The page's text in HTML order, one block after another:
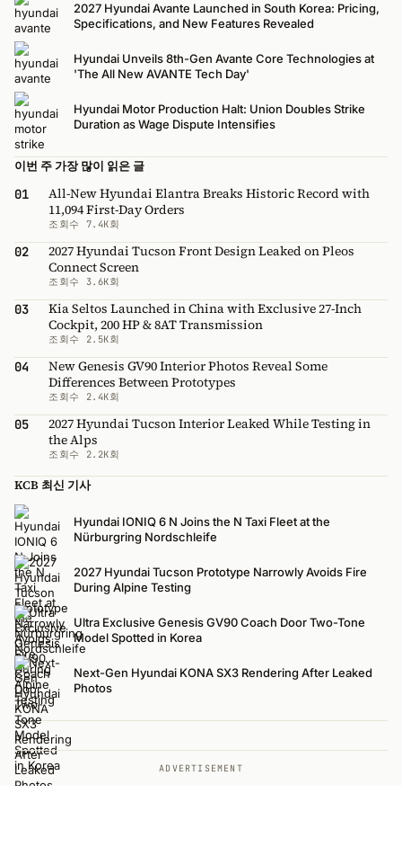
2027 Hyundai Avante Launched in South Korea: Pricing,
Specifications, and New Features Revealed
Hyundai Unveils 8th-Gen Avante Core Technologies at
'The All New AVANTE Tech Day'
Hyundai Motor Production Halt: Union Doubles Strike
Duration as Wage Dispute Intensifies
이번 주 가장 많이 읽은 글
01
All-New Hyundai Elantra Breaks Historic Record with
11,094 First-Day Orders
조회수 7.4K회
02
2027 Hyundai Tucson Front Design Leaked on Pleos
Connect Screen
조회수 3.6K회
03
Kia Seltos Launched in China with Exclusive 27-Inch
Cockpit, 200 HP & 8AT Transmission
조회수 2.5K회
04
New Genesis GV90 Interior Photos Reveal Some
Differences Between Prototypes
조회수 2.4K회
05
2027 Hyundai Tucson Interior Leaked While Testing in
the Alps
조회수 2.2K회
KCB 최신 기사
Hyundai IONIQ 6 N Joins the N Taxi Fleet at the
Nürburgring Nordschleife
2027 Hyundai Tucson Prototype Narrowly Avoids Fire
During Alpine Testing
Ultra Exclusive Genesis GV90 Coach Door Two-Tone
Model Spotted in Korea
Next-Gen Hyundai KONA SX3 Rendering After Leaked
Photos
ADVERTISEMENT